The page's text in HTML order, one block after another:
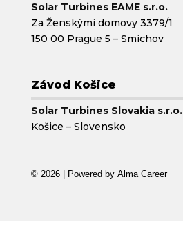
Solar Turbines EAME s.r.o.
Za Ženskými domovy 3379/1
150 00 Prague 5 – Smíchov
Závod Košice
Solar Turbines Slovakia s.r.o.
Košice – Slovensko
© 2026 | Powered by Alma Career